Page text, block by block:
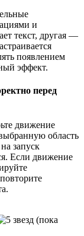
и
текст, другая —
появлением
эффект.
перед
движение
область
запуск
Если движение
(пока